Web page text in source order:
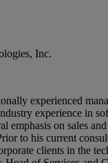
Inc.
experienced
experience in
emphasis on sales
to his current
clients in the